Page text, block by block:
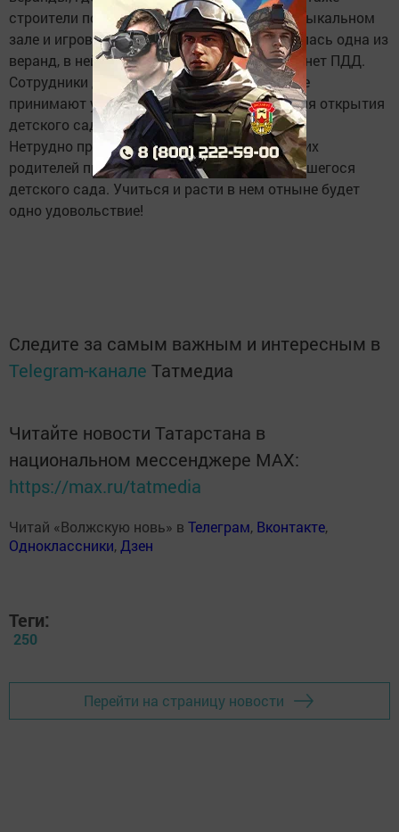
строители повторно покрасили стены в музыкальном
зале и игровой. До неузнаваемости изменилась одна из
веранд, в ней планируется разместить кабинет ПДД.
Сотрудники дошкольного учреждения также
принимают участие в подготовке комнат для открытия
детского сада.
Нетрудно представить восторг малышей и их
родителей при виде капитально преобразившегося
детского сада. Учиться и расти в нем отныне будет
одно удовольствие!
Следите за самым важным и интересным в
Telegram-канале Татмедиа
Читайте новости Татарстана в
национальном мессенджере MАХ:
https://max.ru/tatmedia
Читай «Волжскую новь» в Телеграм, Вконтакте,
Одноклассники, Дзен
Теги:
250
Перейти на страницу новости